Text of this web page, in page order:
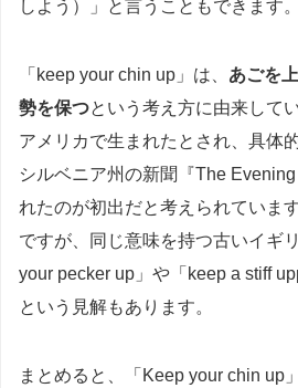
しよう）」と言うこともできます。
「keep your chin up」は、 あごを
勢を保つという考え方に由来して
アメリカで生まれたとされ、具体
シルベニア州の新聞『The
れたのが初出だと考えられていま
ですが、同じ意味を持つ古いイギ
your pecker up」や「keep a stiff
という見解もあります。
まとめると、「Keep your chin up